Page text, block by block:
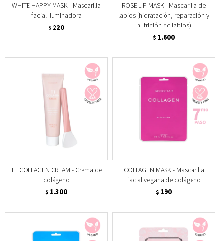
WHITE HAPPY MASK - Mascarilla
facial Iluminadora
$ 220
ROSE LIP MASK - Mascarilla de
labios (hidratación, reparación y
nutrición de labios)
$ 1.600
T1 COLLAGEN CREAM - Crema de
colágeno
$ 1.300
COLLAGEN MASK - Mascarilla
facial vegana de colágeno
$ 190